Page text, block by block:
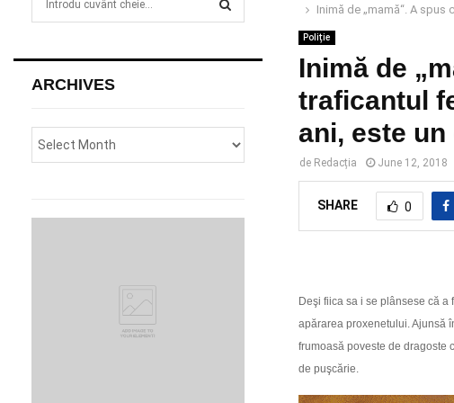
Inimă de „mamă“. A
Poliție
Inimă de
traficantul
ani, este
de Redacția June 12, 2018
SHARE 0
Deşi fiica sa i se plânsese că a
apărarea proxenetului. Ajunsă
frumoasă poveste de dragoste
de puşcărie.
h
o
:
H
ARCHIVES